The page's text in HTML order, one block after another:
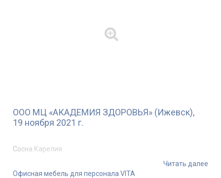
ООО МЦ «АКАДЕМИЯ ЗДОРОВЬЯ» (Ижевск),
19 ноября 2021 г.
Сосна Карелия
Читать далее
Офисная мебель для персонала VITA